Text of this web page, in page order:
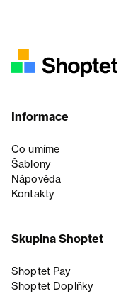
Informace
Co umíme
Šablony
Nápověda
Kontakty
Skupina Shoptet
Shoptet Pay
Shoptet Doplňky